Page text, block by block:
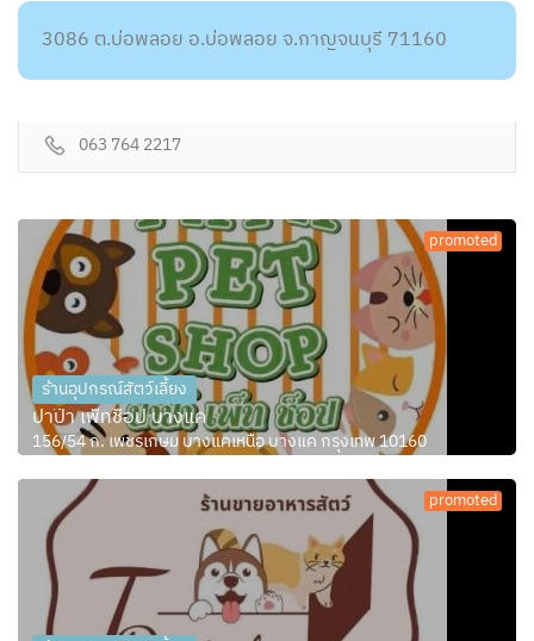
3086 ต.บ่อพลอย อ.บ่อพลอย จ.กาญจนบุรี 71160
063 764 2217
promoted
ร้านอุปกรณ์สัตว์เลี้ยง
ปาป๊า เพ็ทช็อป บางแค
156/54 ถ. เพชรเกษม บางแคเหนือ บางแค กรุงเทพ 10160
promoted